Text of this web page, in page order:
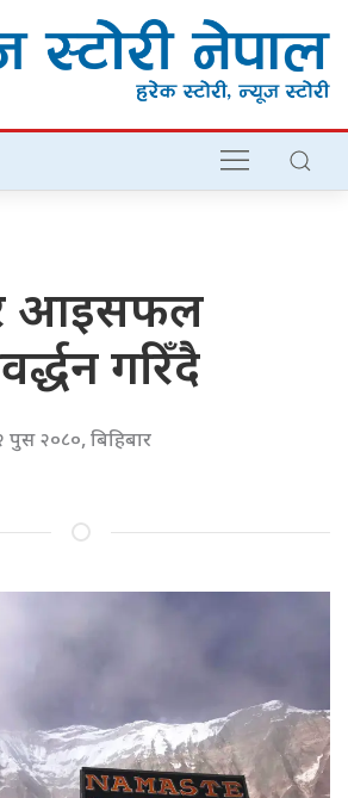
आइसफल
गरिँदै
पुस २०८०, बिहिबार